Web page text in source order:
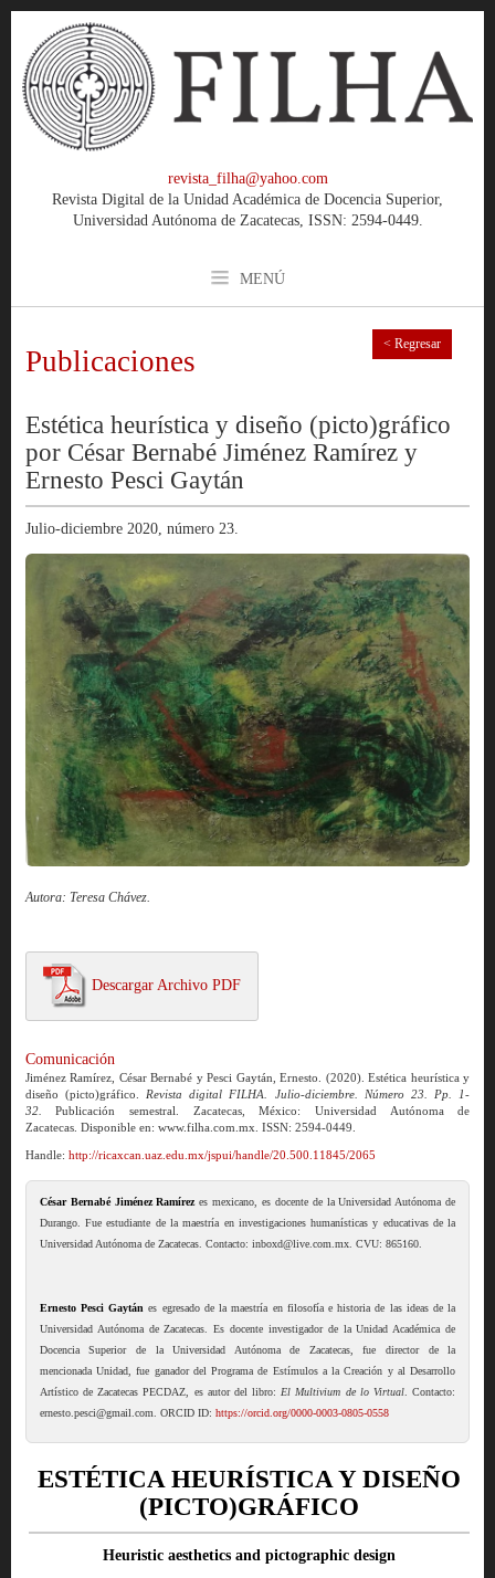
revista_filha@yahoo.com
Revista Digital de la Unidad Académica de Docencia Superior,
Universidad Autónoma de Zacatecas, ISSN: 2594-0449.
MENÚ
< Regresar
Publicaciones
Estética heurística y diseño (picto)gráfico
por César Bernabé Jiménez Ramírez y
Ernesto Pesci Gaytán
Julio-diciembre 2020, número 23.
Autora: Teresa Chávez.
Descargar Archivo PDF
Comunicación
Jiménez Ramírez, César Bernabé y Pesci Gaytán, Ernesto. (2020). Estética heurística y
diseño (picto)gráfico.Revista digital FILHA. Julio-diciembre. Número 23. Pp. 1-
32.Publicación semestral. Zacatecas, México: Universidad Autónoma de
Zacatecas. Disponible en: www.filha.com.mx. ISSN: 2594-0449.
Handle: http://ricaxcan.uaz.edu.mx/jspui/handle/20.500.11845/2065
César Bernabé Jiménez Ramírezes mexicano, es docente de la Universidad Autónoma de
Durango. Fue estudiante de la maestría en investigaciones humanísticas y educativas de la
Universidad Autónoma de Zacatecas. Contacto: inboxd@live.com.mx. CVU: 865160.
Ernesto Pesci Gaytán es egresado de la maestría en filosofía e historia de las ideas de la
Universidad Autónoma de Zacatecas. Es docente investigador de la Unidad Académica de
Docencia Superior de la Universidad Autónoma de Zacatecas, fue director de la
mencionada Unidad, fue ganador del Programa de Estímulos a la Creación y al Desarrollo
Artístico de Zacatecas PECDAZ, es autor del libro:El Multivium de lo Virtual. Contacto:
ernesto.pesci@gmail.com. ORCID ID: https://orcid.org/0000-0003-0805-0558
ESTÉTICA HEURÍSTICA Y DISEÑO
(PICTO)GRÁFICO
Heuristic aesthetics and pictographic design